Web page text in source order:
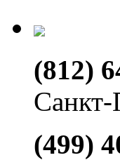
(812)
Санкт-
(499)